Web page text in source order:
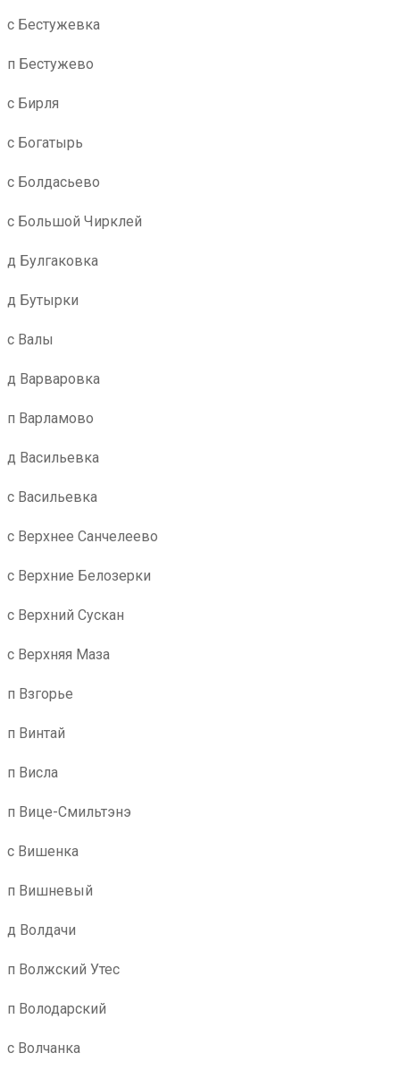
с Бестужевка
п Бестужево
с Бирля
с Богатырь
с Болдасьево
с Большой Чирклей
д Булгаковка
д Бутырки
с Валы
д Варваровка
п Варламово
д Васильевка
с Васильевка
с Верхнее Санчелеево
с Верхние Белозерки
с Верхний Сускан
с Верхняя Маза
п Взгорье
п Винтай
п Висла
п Вице-Смильтэнэ
с Вишенка
п Вишневый
д Волдачи
п Волжский Утес
п Володарский
с Волчанка